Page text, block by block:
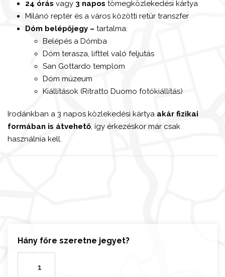
Hány főre szeretne jegyet?
24 órás vagy 3 napos tömegközlekedési kártya
Milánó reptér és a város közötti retúr transzfer
Dóm belépőjegy – tartalma:
Belépés a Dómba
Dóm terasza, lifttel való feljutás
San Gottardo templom
Dóm múzeum
Kiállítások (Ritratto Duomo fotókiállítás)
Irodánkban a 3 napos közlekedési kártya akár fizikai
formában is átvehető , így érkezéskor már csak
használnia kell.